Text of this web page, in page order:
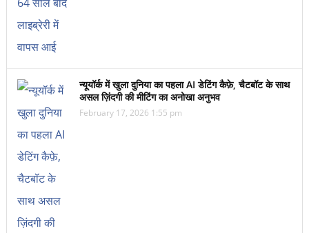
न्यूयॉर्क में खुला दुनिया का पहला AI डेटिंग कैफ़े, चैटबॉट के साथ
असल ज़िंदगी की मीटिंग का अनोखा अनुभव
February 17, 2026 1:55 pm